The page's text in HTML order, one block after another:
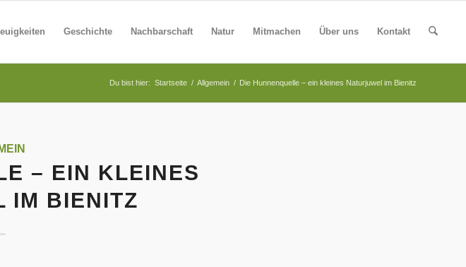
Geschichte Nachbarschaft Natur Mitmachen Über uns Kontakt
Du bist hier: Startseite / Allgemein / Die Hunnenquelle – ein kleines Naturjuwel im Bienitz
– EIN KLEINES
IM BIENITZ